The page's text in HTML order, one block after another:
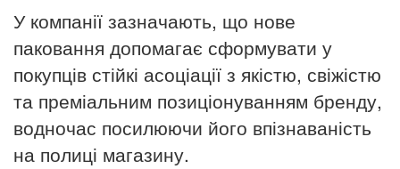
У компанії зазначають, що нове
паковання допомагає сформувати у
покупців стійкі асоціації з якістю, свіжістю
та преміальним позиціонуванням бренду,
водночас посилюючи його впізнаваність
на полиці магазину.